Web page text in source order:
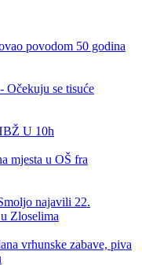
povodom 50 godina
Očekuju se tisuće
U 10h
mjesta u OŠ fra
najavili 22.
Zloselima
vrhunske zabave, piva